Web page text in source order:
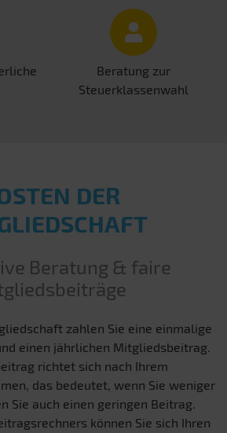
Beratung zur
Steuerklassenwahl
DER
Beratung & faire
zahlen Sie eine einmalige
einen jährlichen Mitgliedsbeitrag.
richtet sich nach Ihrem
das bedeutet, wenn Sie weniger
Sie auch einen geringen Beitrag.
können Sie sich Ihren